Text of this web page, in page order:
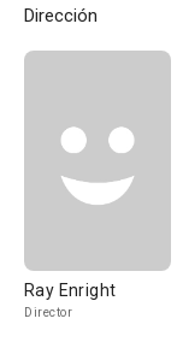
Dirección
Ray Enright
Director